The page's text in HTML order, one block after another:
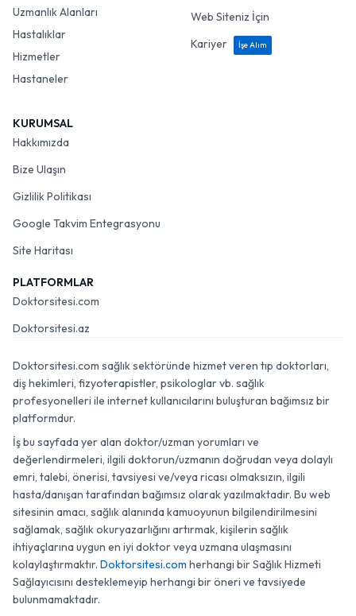
Uzmanlık Alanları
Hastalıklar
Hizmetler
Hastaneler
Web Siteniz İçin
Kariyer
İşe Alım
KURUMSAL
Hakkımızda
Bize Ulaşın
Gizlilik Politikası
Google Takvim Entegrasyonu
Site Haritası
PLATFORMLAR
Doktorsitesi.com
Doktorsitesi.az
Doktorsitesi.com sağlık sektöründe hizmet veren tıp doktorları,
diş hekimleri, fizyoterapistler, psikologlar vb. sağlık
profesyonelleri ile internet kullanıcılarını buluşturan bağımsız bir
platformdur.
İş bu sayfada yer alan doktor/uzman yorumları ve
değerlendirmeleri, ilgili doktorun/uzmanın doğrudan veya dolaylı
emri, talebi, önerisi, tavsiyesi ve/veya ricası olmaksızın, ilgili
hasta/danışan tarafından bağımsız olarak yazılmaktadır. Bu web
sitesinin amacı, sağlık alanında kamuoyunun bilgilendirilmesini
sağlamak, sağlık okuryazarlığını artırmak, kişilerin sağlık
ihtiyaçlarına uygun en iyi doktor veya uzmana ulaşmasını
kolaylaştırmaktır. Doktorsitesi.com herhangi bir Sağlık Hizmeti
Sağlayıcısını desteklemeyip herhangi bir öneri ve tavsiyede
bulunmamaktadır.